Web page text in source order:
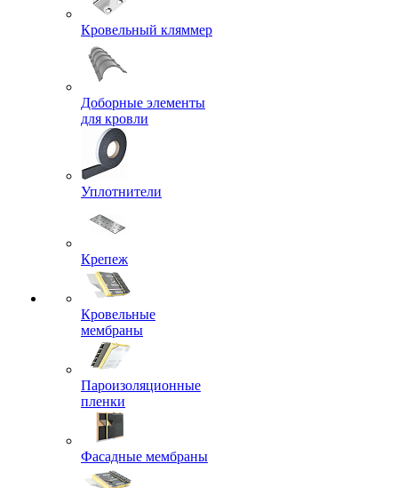
Кровельный кляммер
Доборные элементы
для кровли
Уплотнители
Крепеж
Кровельные
мембраны
Пароизоляционные
пленки
Фасадные мембраны